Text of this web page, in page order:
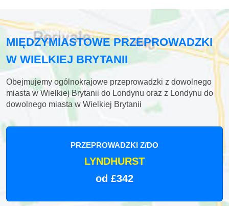
MIĘDZYMIASTOWE PRZEPROWADZKI
W WIELKIEJ BRYTANII
Obejmujemy ogólnokrajowe przeprowadzki z dowolnego
miasta w Wielkiej Brytanii do Londynu oraz z Londynu do
dowolnego miasta w Wielkiej Brytanii
PRZEPROWADZKI Z/DO
LYNDHURST
od £342